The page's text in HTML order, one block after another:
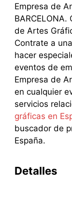
Empresa de
BARCELONA.
de Artes
Contrate a
hacer
eventos de
Empresa de
en cualquier
servicios
gráficas en
buscador de
España.
Detalles